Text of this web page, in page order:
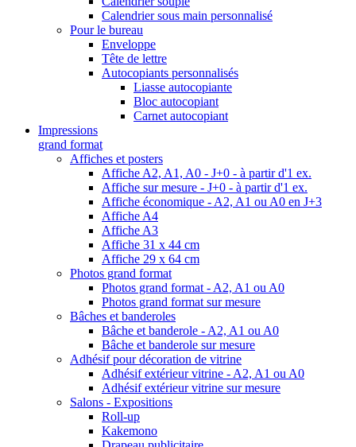
Calendrier sous main personnalisé
Pour le bureau
Enveloppe
Tête de lettre
Autocopiants personnalisés
Liasse autocopiante
Bloc autocopiant
Carnet autocopiant
Impressions
grand format
Affiches et posters
Affiche A2, A1, A0 - J+0 - à partir d'1 ex.
Affiche sur mesure - J+0 - à partir d'1 ex.
Affiche économique - A2, A1 ou A0 en J+3
Affiche A4
Affiche A3
Affiche 31 x 44 cm
Affiche 29 x 64 cm
Photos grand format
Photos grand format - A2, A1 ou A0
Photos grand format sur mesure
Bâches et banderoles
Bâche et banderole - A2, A1 ou A0
Bâche et banderole sur mesure
Adhésif pour décoration de vitrine
Adhésif extérieur vitrine - A2, A1 ou A0
Adhésif extérieur vitrine sur mesure
Salons - Expositions
Roll-up
Kakemono